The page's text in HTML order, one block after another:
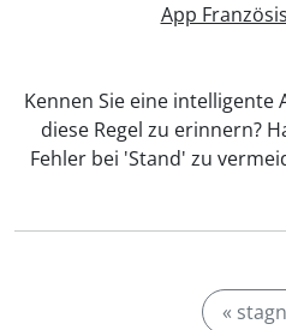
App
Kennen Sie eine intelligente
diese Regel zu erinnern?
Fehler bei 'Stand' zu
«